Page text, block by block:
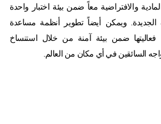
والافتراضية معاً ضمن بيئة اختبار واحدة
ويمكن أيضاً تطوير أنظمة مساعدة
فعاليتها ضمن بيئة آمنة من خلال استنساخ
السائقين في أي مكان من العالم.